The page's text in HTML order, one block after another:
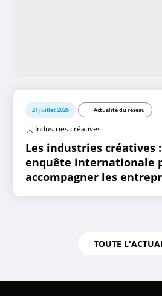
21 juillet 2026 Actualité du réseau
Industries créatives
Les industries créatives :
enquête internationale
accompagner les
TOUTE